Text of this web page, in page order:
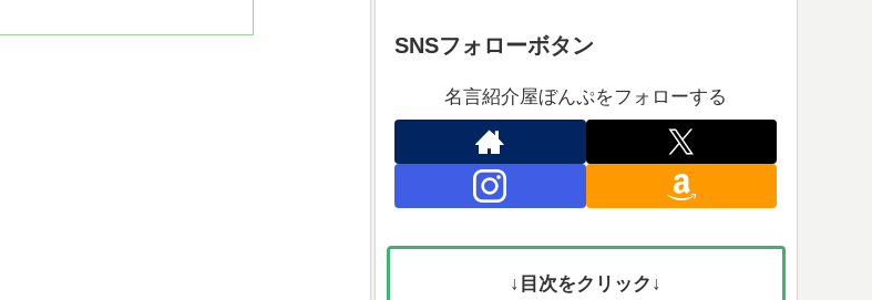
SNSフォローボタン
名言紹介屋ぼんぷをフォローする
↓目次をクリック↓